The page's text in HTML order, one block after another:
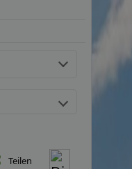
Teilen